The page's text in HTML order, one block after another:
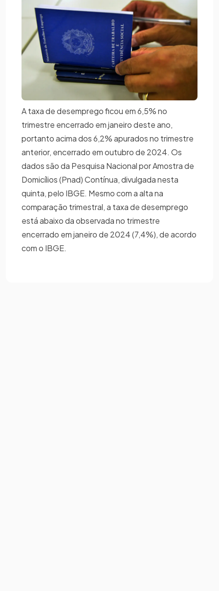
A taxa de desemprego ficou em 6,5% no
trimestre encerrado em janeiro deste ano,
portanto acima dos 6,2% apurados no trimestre
anterior, encerrado em outubro de 2024. Os
dados são da Pesquisa Nacional por Amostra de
Domicílios (Pnad) Contínua, divulgada nesta
quinta, pelo IBGE. Mesmo com a alta na
comparação trimestral, a taxa de desemprego
está abaixo da observada no trimestre
encerrado em janeiro de 2024 (7,4%), de acordo
com o IBGE.